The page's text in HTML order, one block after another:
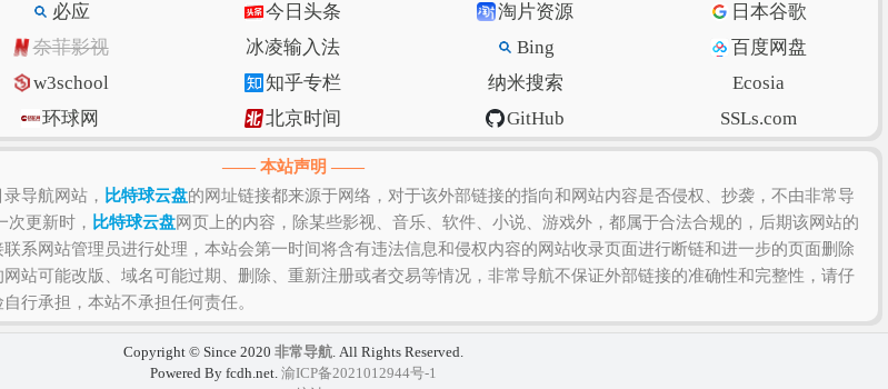
必应 今日头条 淘片资源
日本谷歌
奈菲影视 冰凌输入法 Bing
百度网盘
w3school 知乎专栏 纳米搜索
Ecosia
环球网 北京时间 GitHub
SSLs.com
Gitee码云 CSDN博客 虎扑篮球 美得云
—— 本站声明 ——
导航网站， 比特球云盘的网址链接都来源于网络，对于该外部链接的指向和网站内容是否侵权、抄袭，不由非常导
次更新时， 比特球云盘网页上的内容，除某些影视、音乐、软件、小说、游戏外，都属于合法合规的，后期该网站的
系网站管理员进行处理，本站会第一时间将含有违法信息和侵权内容的网站收录页面进行断链和进一步的页面删除
站可能改版、域名可能过期、删除、重新注册或者交易等情况，非常导航不保证外部链接的准确性和完整性，请仔
行承担，本站不承担任何责任。
Copyright © Since 2020 非常导航. All Rights Reserved.
Powered By fcdh.net. 渝ICP备2021012944号-1